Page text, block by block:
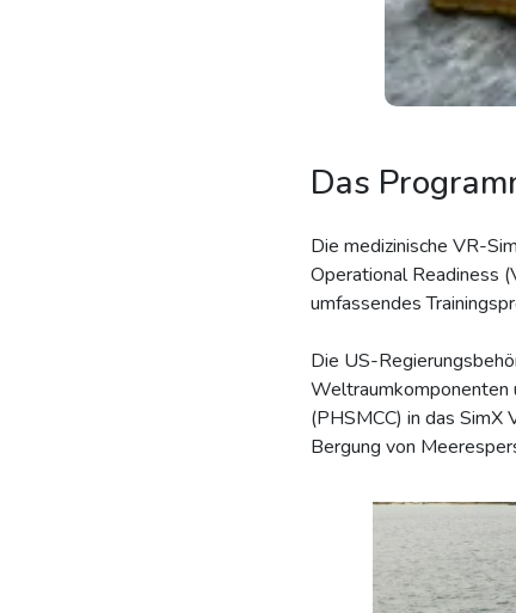
Das
Die medizinische VR-
Operational Readiness
umfassendes
Die US-
Weltraumkomponenten
(PHSMCC) in das
Bergung von